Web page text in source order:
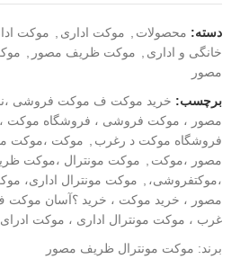
دسته: محصولات موکت اداری موکت
خانگی و اداری
موکت ظریف مصور
مصور
برچسب: خرید موکت ف موکت فروشی
مصور ، موکت فروشی ، فروشگاه موکت
فروشگاه موکت د رغرب
موکت ،موکت
مصور ،موکت
موکت مونترال ،موکت
،موکتفروشی،
موکت مونترال اداری،
مصور ، خرید موکت ، خرید ؟آسان
غرب ، موکت مونترال اداری ، موکت
برند: موکت مونترال ظریف مصور